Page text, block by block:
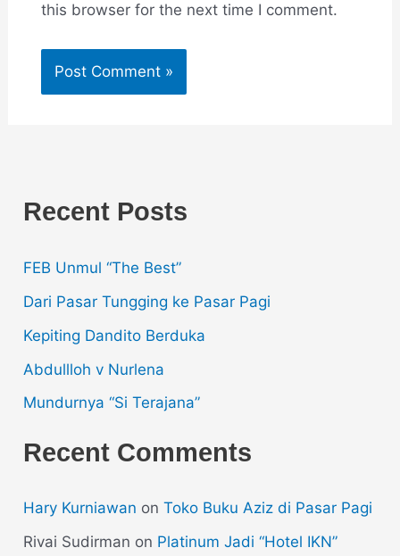
this browser for the next time I comment.
Recent Posts
FEB Unmul “The Best”
Dari Pasar Tungging ke Pasar Pagi
Kepiting Dandito Berduka
Abdullloh v Nurlena
Mundurnya “Si Terajana”
Recent Comments
Hary Kurniawan onToko Buku Aziz di Pasar Pagi
Rivai Sudirman on Platinum Jadi “Hotel IKN”